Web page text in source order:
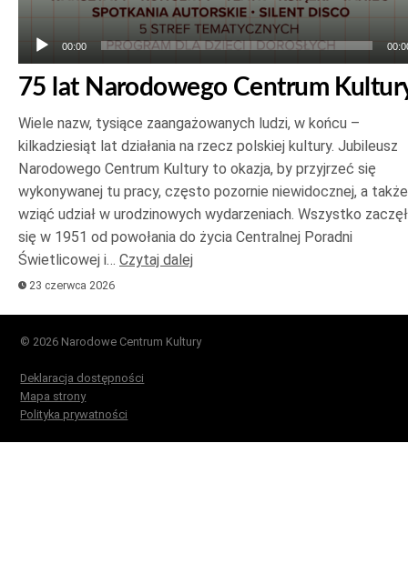
00:00
75 lat Narodowego Centrum
Wiele nazw, tysiące zaangażowanych ludzi, w końcu –
kilkadziesiąt lat działania na rzecz polskiej kultury. Jubileusz
Narodowego Centrum Kultury to okazja, by przyjrzeć się
wykonywanej tu pracy, często pozornie niewidocznej, a także
wziąć udział w urodzinowych wydarzeniach. Wszystko
się w 1951 od powołania do życia Centralnej Poradni
Świetlicowej i… Czytaj dalej
23 czerwca 2026
© 2026 Narodowe Centrum Kultury
Deklaracja dostępności
Mapa strony
Polityka prywatności